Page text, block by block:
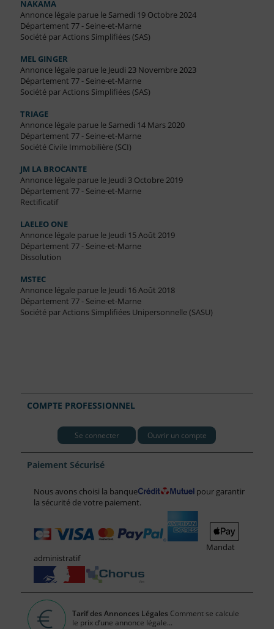
NAKAMA
Annonce légale parue le Samedi 19 Octobre 2024
Département 77 - Seine-et-Marne
Société par Actions Simplifiées (SAS)
MEL GINGER
Annonce légale parue le Jeudi 23 Novembre 2023
Département 77 - Seine-et-Marne
Société par Actions Simplifiées (SAS)
TRIAGE
Annonce légale parue le Samedi 14 Mars 2020
Département 77 - Seine-et-Marne
Société Civile Immobilière (SCI)
JM LA BROCANTE
Annonce légale parue le Jeudi 3 Octobre 2019
Département 77 - Seine-et-Marne
Rectificatif
LAELEO ONE
Annonce légale parue le Jeudi 15 Août 2019
Département 77 - Seine-et-Marne
Dissolution
MSTEC
Annonce légale parue le Jeudi 16 Août 2018
Département 77 - Seine-et-Marne
Société par Actions Simplifiées Unipersonnelle (SASU)
COMPTE PROFESSIONNEL
Se connecter Ouvrir un compte
Paiement Sécurisé
Nous avons choisi la banque
pour garantir
la sécurité de votre paiement.
Mandat
administratif
Tarif des Annonces Légales Comment se calcule
le prix d’une annonce légale...